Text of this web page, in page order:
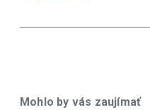
Mohlo by vás zaujímať